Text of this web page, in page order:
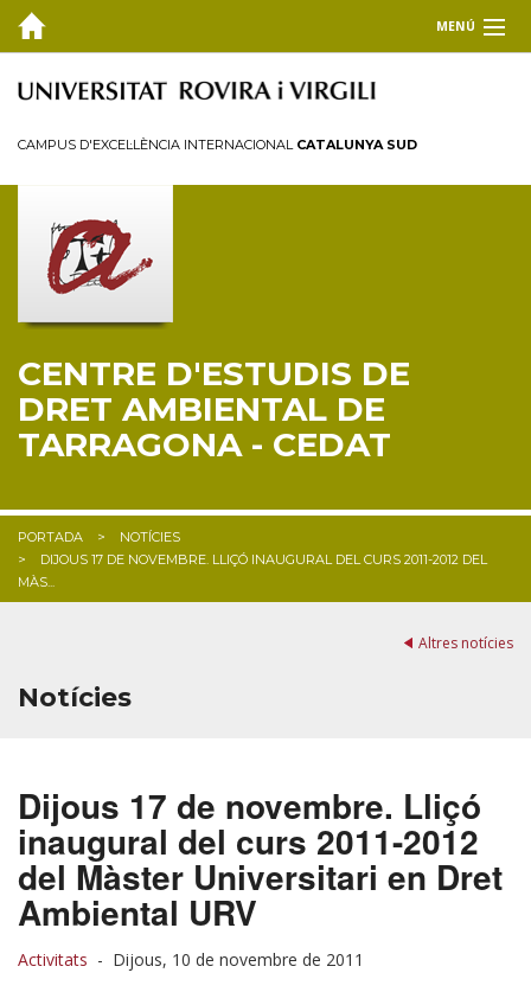
MENÚ
EL CEDAT
Membres
Personal investigador
Reglament
FORMACIÓ
RECERCA I TRANSFERÈNCIA
BLOG
CAMPUS D'EXCEL·LÈNCIA INTERNACIONAL CATALUNYA SUD
CENTRE D'ESTUDIS DE
DRET AMBIENTAL DE
TARRAGONA - CEDAT
PORTADA
NOTÍCIES
DIJOUS 17 DE NOVEMBRE. LLIÇÓ INAUGURAL DEL CURS 2011-2012 DEL
MÀS...
Altres notícies
Notícies
Dijous 17 de novembre. Lliçó
inaugural del curs 2011-2012
del Màster Universitari en Dret
Ambiental URV
Activitats - Dijous, 10 de novembre de 2011